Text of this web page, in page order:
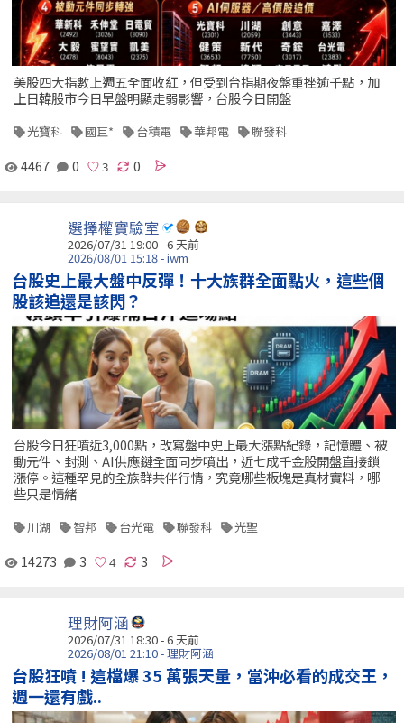
美股四大指數上週五全面收紅，但受到台指期夜盤重挫逾千點，加
上日韓股市今日早盤明顯走弱影響，台股今日開盤
光寶科 國巨* 台積電 華邦電 聯發科
4467 0 0
選擇權實驗室
2026/07/31 19:00 - 6 天前
2026/08/01 15:18 - iwm
台股史上最大盤中反彈！十大族群全面點火，這些個
股該追還是該閃？
台股今日狂噴近3,000點，改寫盤中史上最大漲點紀錄，記憶體、被
動元件、封測、AI供應鏈全面同步噴出，近七成千金股開盤直接鎖
漲停。這種罕見的全族群共伴行情，究竟哪些板塊是真材實料，哪
些只是情緒
川湖 智邦 台光電 聯發科 光聖
14273 3 3
理財阿涵
2026/07/31 18:30 - 6 天前
2026/08/01 21:10 - 理財阿涵
台股狂噴 ! 這檔爆 35 萬張天量，當沖必看的成交王，
週一還有戲..